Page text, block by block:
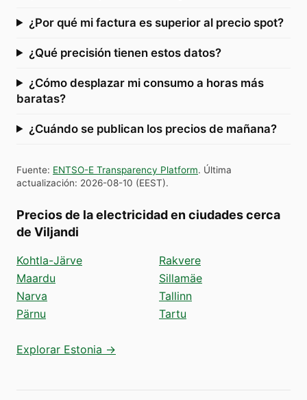
¿Por qué mi factura es superior al precio spot?
¿Qué precisión tienen estos datos?
¿Cómo desplazar mi consumo a horas más
baratas?
¿Cuándo se publican los precios de mañana?
Fuente: ENTSO-E Transparency Platform. Última
actualización: 2026-08-10 (EEST).
Precios de la electricidad en ciudades cerca
de Viljandi
Kohtla-Järve
Maardu
Narva
Pärnu
Rakvere
Sillamäe
Tallinn
Tartu
Explorar Estonia →